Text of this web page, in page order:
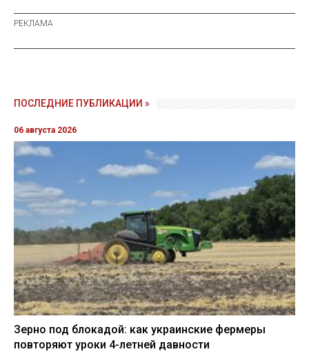
ПОСЛЕДНИЕ ПУБЛИКАЦИИ »
06 августа 2026
Зерно под блокадой: как украинские фермеры
повторяют уроки 4-летней давности